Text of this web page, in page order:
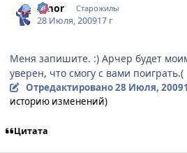
Amor Старожилы
28 Июля, 200917 г
Меня запишите. :) Арчер будет
уверен, что смогу с вами поиграть.(
Отредактировано28 Июля, 2009
историю изменений)
Цитата